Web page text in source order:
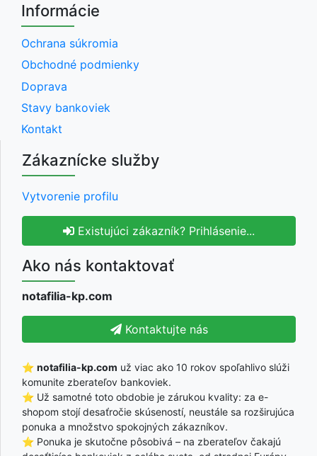
Informácie
Ochrana súkromia
Obchodné podmienky
Doprava
Stavy bankoviek
Kontakt
Zákaznícke služby
Vytvorenie profilu
Existujúci zákazník? Prihlásenie...
Ako nás kontaktovať
notafilia-kp.com
Kontaktujte nás
⭐ notafilia-kp.com už viac ako 10 rokov spoľahlivo slúži
komunite zberateľov bankoviek.
⭐ Už samotné toto obdobie je zárukou kvality: za e-
shopom stojí desaťročie skúseností, neustále sa rozširujúca
ponuka a množstvo spokojných zákazníkov.
⭐ Ponuka je skutočne pôsobivá – na zberateľov čakajú